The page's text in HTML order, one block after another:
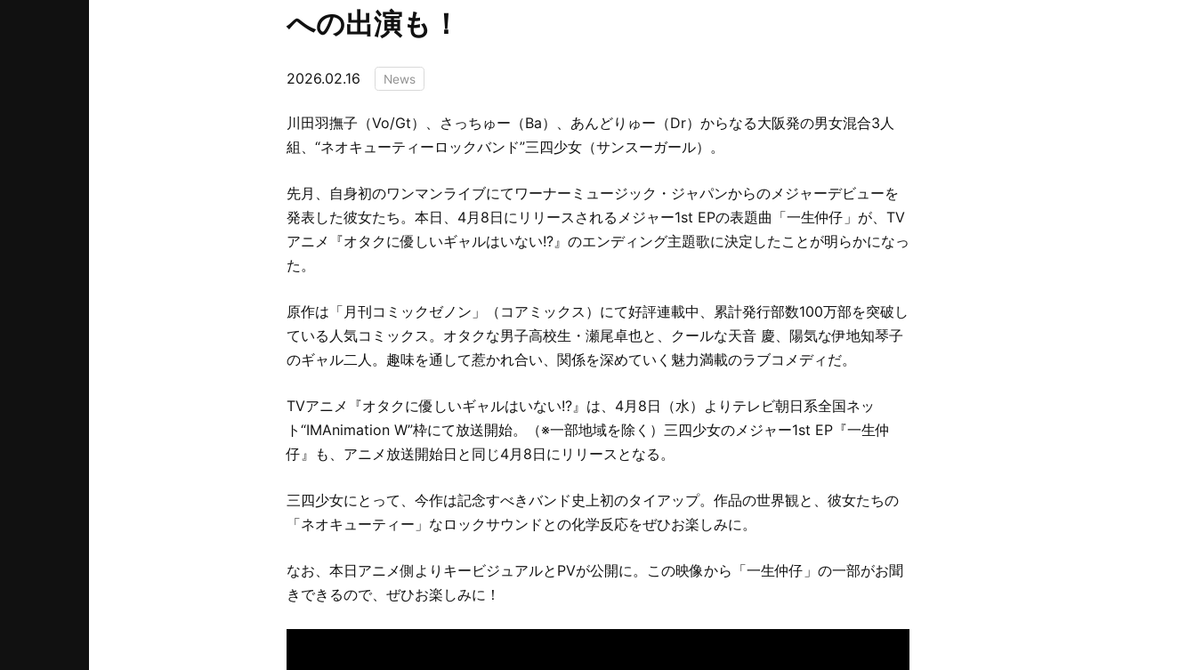
への出演も！
2026.02.16 News
川田羽撫子（Vo/Gt）、さっちゅー（Ba）、あんどりゅー（Dr）からなる大阪発の男女混合3人
組、“ネオキューティーロックバンド”三四少女（サンスーガール）。
先月、自身初のワンマンライブにてワーナーミュージック・ジャパンからのメジャーデビューを
発表した彼女たち。本日、4月8日にリリースされるメジャー1st EPの表題曲「一生仲仔」が、TV
アニメ『オタクに優しいギャルはいない!?』のエンディング主題歌に決定したことが明らかになっ
た。
原作は「月刊コミックゼノン」（コアミックス）にて好評連載中、累計発行部数100万部を突破し
ている人気コミックス。オタクな男子高校生・瀬尾卓也と、クールな天音 慶、陽気な伊地知琴子
のギャル二人。趣味を通して惹かれ合い、関係を深めていく魅力満載のラブコメディだ。
TVアニメ『オタクに優しいギャルはいない!?』は、4月8日（水）よりテレビ朝日系全国ネッ
ト“IMAnimation W”枠にて放送開始。（※一部地域を除く）三四少女のメジャー1st EP『一生仲
仔』も、アニメ放送開始日と同じ4月8日にリリースとなる。
三四少女にとって、今作は記念すべきバンド史上初のタイアップ。作品の世界観と、彼女たちの
「ネオキューティー」なロックサウンドとの化学反応をぜひお楽しみに。
なお、本日アニメ側よりキービジュアルとPVが公開に。この映像から「一生仲仔」の一部がお聞
きできるので、ぜひお楽しみに！